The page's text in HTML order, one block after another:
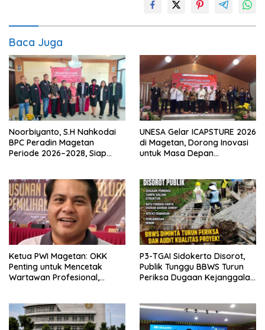
Baca Juga
Noorbiyanto, S.H Nahkodai
BPC Peradin Magetan
Periode 2026–2028, Siap
UNESA Gelar ICAPSTURE 2026
di Magetan, Dorong Inovasi
untuk Masa Depan
Ketua PWI Magetan: OKK
Penting untuk Mencetak
Wartawan Profesional,
P3-TGAI Sidokerto Disorot,
Publik Tunggu BBWS Turun
Periksa Dugaan Kejanggalan